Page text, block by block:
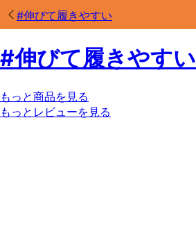
#伸びて履きやすい
#伸びて履きやすい
もっと商品を見る
もっとレビューを見る